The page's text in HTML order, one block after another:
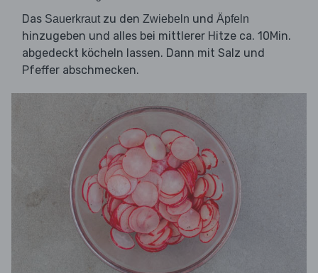
Das Sauerkrautzu den Zwiebeln und Äpfeln
hinzugeben und alles bei mittlerer Hitze ca. 10Min.
abgedeckt köcheln lassen. Dann mit Salz und
Pfeffer abschmecken.